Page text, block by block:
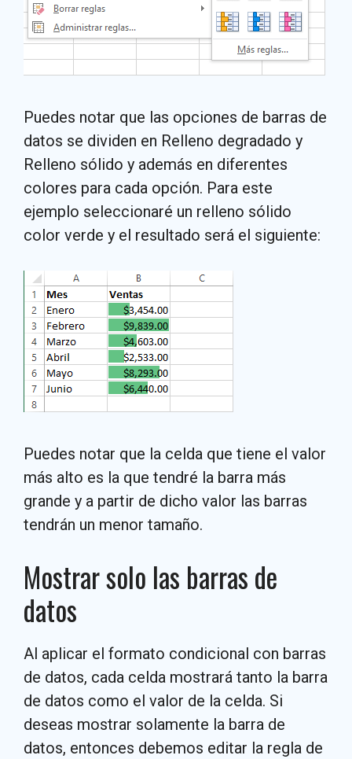
Puedes notar que las opciones de barras de
datos se dividen en Relleno degradado y
Relleno sólido y además en diferentes
colores para cada opción. Para este
ejemplo seleccionaré un relleno sólido
color verde y el resultado será el siguiente:
Puedes notar que la celda que tiene el valor
más alto es la que tendré la barra más
grande y a partir de dicho valor las barras
tendrán un menor tamaño.
Mostrar solo las barras de
datos
Al aplicar el formato condicional con barras
de datos, cada celda mostrará tanto la barra
de datos como el valor de la celda. Si
deseas mostrar solamente la barra de
datos, entonces debemos editar la regla de